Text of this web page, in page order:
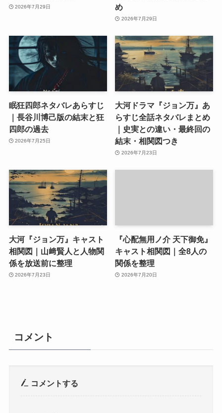
2026年7月29日
め
2026年7月29日
眠狂四郎ネタバレあらすじ
｜長谷川博己版の結末と狂
四郎の過去
2026年7月25日
大河ドラマ『ジョン万』あ
らすじ全話ネタバレまとめ
｜史実との違い・最終回の
結末・相関図つき
2026年7月23日
大河『ジョン万』キャスト
相関図｜山﨑賢人と人物関
係を放送前に整理
2026年7月23日
『心配無用ノ介 天下御免』
キャスト相関図｜全8人の
関係を整理
2026年7月20日
コメント
コメントする